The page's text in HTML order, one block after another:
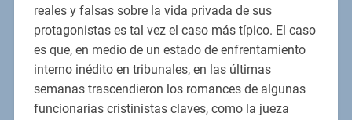
reales y falsas sobre la vida privada de sus
protagonistas es tal vez el caso más típico. El caso
es que, en medio de un estado de enfrentamiento
interno inédito en tribunales, en las últimas
semanas trascendieron los romances de algunas
funcionarias cristinistas claves, como la jueza